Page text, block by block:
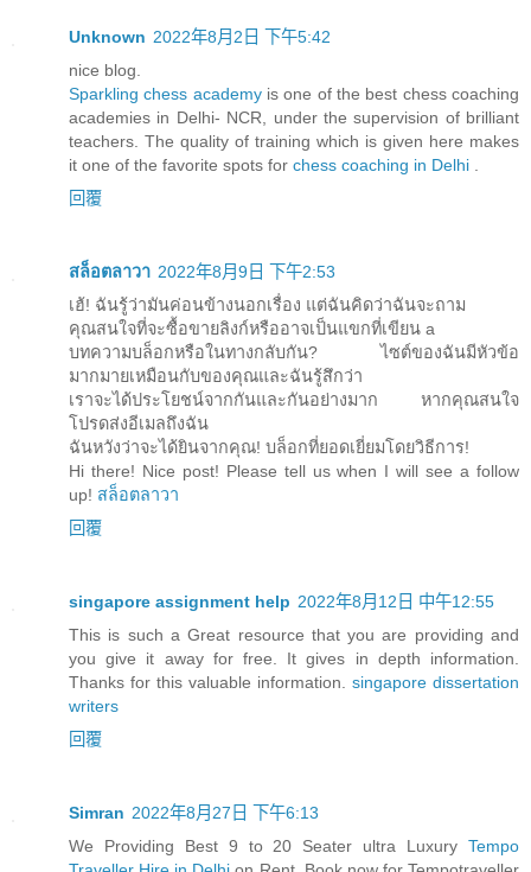
Unknown 2022年8月2日 下午5:42
nice blog.
Sparkling chess academy is one of the best chess coaching
academies in Delhi- NCR, under the supervision of brilliant
teachers. The quality of training which is given here makes
it one of the favorite spots for chess coaching in Delhi .
回覆
สล็อตลาวา 2022年8月9日 下午2:53
เฮ้! ฉันรู้ว่ามันค่อนข้างนอกเรื่อง แต่ฉันคิดว่าฉันจะถาม
คุณสนใจที่จะซื้อขายลิงก์หรืออาจเป็นแขกที่เขียน a
บทความบล็อกหรือในทางกลับกัน? ไซต์ของฉันมีหัวข้อ
มากมายเหมือนกับของคุณและฉันรู้สึกว่า
เราจะได้ประโยชน์จากกันและกันอย่างมาก หากคุณสนใจ
โปรดส่งอีเมลถึงฉัน
ฉันหวังว่าจะได้ยินจากคุณ! บล็อกที่ยอดเยี่ยมโดยวิธีการ!
Hi there! Nice post! Please tell us when I will see a follow
up! สล็อตลาวา
回覆
singapore assignment help 2022年8月12日 中午12:55
This is such a Great resource that you are providing and
you give it away for free. It gives in depth information.
Thanks for this valuable information. singapore dissertation
writers
回覆
Simran 2022年8月27日 下午6:13
We Providing Best 9 to 20 Seater ultra Luxury Tempo